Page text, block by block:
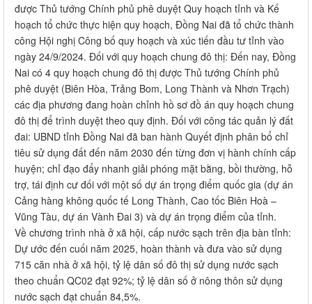
được Thủ tướng Chính phủ phê duyệt Quy hoạch tỉnh và Kế
hoạch tổ chức thực hiện quy hoạch, Đồng Nai đã tổ chức thành
công Hội nghị Công bố quy hoạch và xúc tiến đầu tư tỉnh vào
ngày 24/9/2024. Đối với quy hoạch chung đô thị: Đến nay, Đồng
Nai có 4 quy hoạch chung đô thị được Thủ tướng Chính phủ
phê duyệt (Biên Hòa, Trảng Bom, Long Thành và Nhơn Trạch)
các địa phương đang hoàn chỉnh hồ sơ đồ án quy hoạch chung
đô thị để trình duyệt theo quy định. Đối với công tác quản lý đất
đai: UBND tỉnh Đồng Nai đã ban hành Quyết định phân bổ chỉ
tiêu sử dụng đất đến năm 2030 đến từng đơn vị hành chính cấp
huyện; chỉ đạo đẩy nhanh giải phóng mặt bằng, bồi thường, hỗ
trợ, tái định cư đối với một số dự án trọng điểm quốc gia (dự án
Cảng hàng không quốc tế Long Thành, Cao tốc Biên Hoà –
Vũng Tàu, dự án Vành Đai 3) và dự án trọng điểm của tỉnh.
Về chương trình nhà ở xã hội, cấp nước sạch trên địa bàn tỉnh:
Dự ước đến cuối năm 2025, hoàn thành và đưa vào sử dụng
715 căn nhà ở xã hội, tỷ lệ dân số đô thị sử dụng nước sạch
theo chuẩn QC02 đạt 92%; tỷ lệ dân số ở nông thôn sử dụng
nước sạch đạt chuẩn 84,5%.